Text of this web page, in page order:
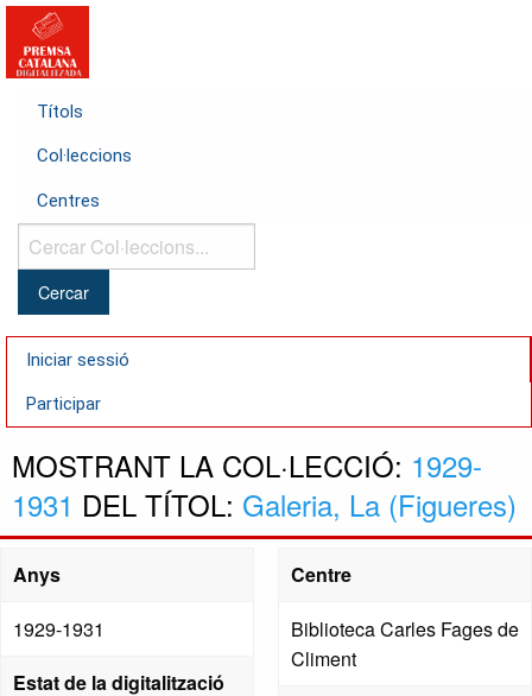
Títols
Col·leccions
Centres
Cercar
Col·leccions...
Iniciar sessió
Participar
MOSTRANT LA COL·LECCIÓ: 1929-
1931 DEL TÍTOL: Galeria, La (Figueres)
Anys
1929-1931
Estat de la digitalització
Centre
Biblioteca Carles Fages de
Climent